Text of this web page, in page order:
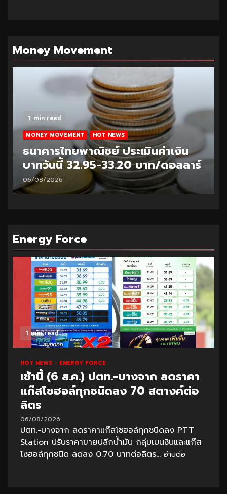
Money Movement
1 min read
MONEY MOVEMENT HOT NEWS
ธนาคารไทยพาณิชย์ ประเมินค่าเงิน
บาทวันนี้ 32.95-33.20 บาท/ดอลลาร์
06/08/2026
Energy Force
1 min read
HOT NEWS ENERGY FORCE
เช้านี้ (6 ส.ค.) ปตท.-บางจาก ลดราคา
แก๊สโซฮอล์ทุกชนิดลง 70 สตางค์ต่อ
ลิตร
06/08/2026
ปตท.-บางจาก ลดราคาแก๊สโซฮอล์ทุกชนิดลง PTT
Station ปรับราคาขายปลีกน้ำมัน กลุ่มเบนซินและแก๊ส
โซฮอล์ทุกชนิด ลดลง 0.70 บาทต่อลิตร... อ่านต่อ